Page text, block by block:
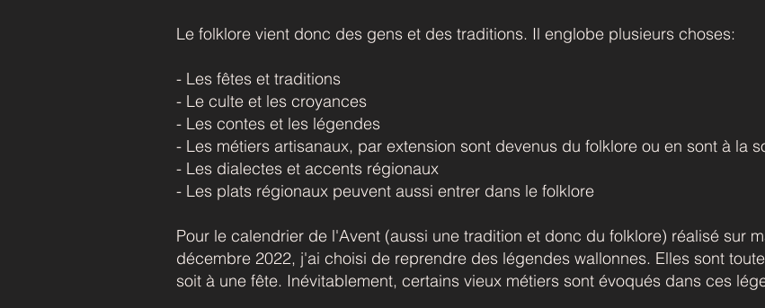
Le folklore vient donc des gens et des traditions. Il englobe plusieurs choses:
- Les fêtes et traditions
- Le culte et les croyances
- Les contes et les légendes
- Les métiers artisanaux, par extension sont devenus du folklore ou en sont à la
- Les dialectes et accents régionaux
- Les plats régionaux peuvent aussi entrer dans le folklore
Pour le calendrier de l'Avent (aussi une tradition et donc du folklore) réalisé sur
décembre 2022, j'ai choisi de reprendre des légendes wallonnes. Elles sont
soit à une fête. Inévitablement, certains vieux métiers sont évoqués dans ces